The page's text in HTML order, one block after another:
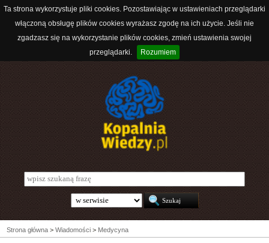
Ta strona wykorzystuje pliki cookies. Pozostawiając w ustawieniach przeglądarki
włączoną obsługę plików cookies wyrażasz zgodę na ich użycie. Jeśli nie
zgadzasz się na wykorzystanie plików cookies, zmień ustawienia swojej
przeglądarki.
Rozumiem
Strona główna > Wiadomości > Medycyna